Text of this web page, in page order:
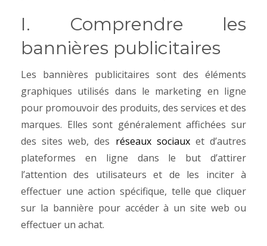
I. Comprendre les
bannières publicitaires
Les bannières publicitaires sont des éléments
graphiques utilisés dans le marketing en ligne
pour promouvoir des produits, des services et des
marques. Elles sont généralement affichées sur
des sites web, des réseaux sociauxet d’autres
plateformes en ligne dans le but d’attirer
l’attention des utilisateurs et de les inciter à
effectuer une action spécifique, telle que cliquer
sur la bannière pour accéder à un site web ou
effectuer un achat.